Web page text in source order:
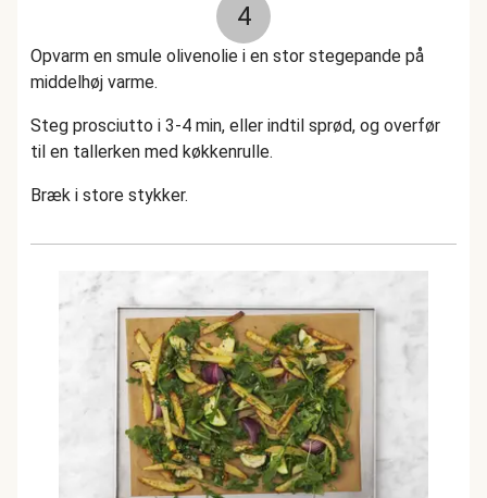
4
Opvarm en smule olivenolie i en stor stegepande på
middelhøj varme.
Steg prosciutto i 3-4 min, eller indtil sprød, og overfør
til en tallerken med køkkenrulle.
Bræk i store stykker.